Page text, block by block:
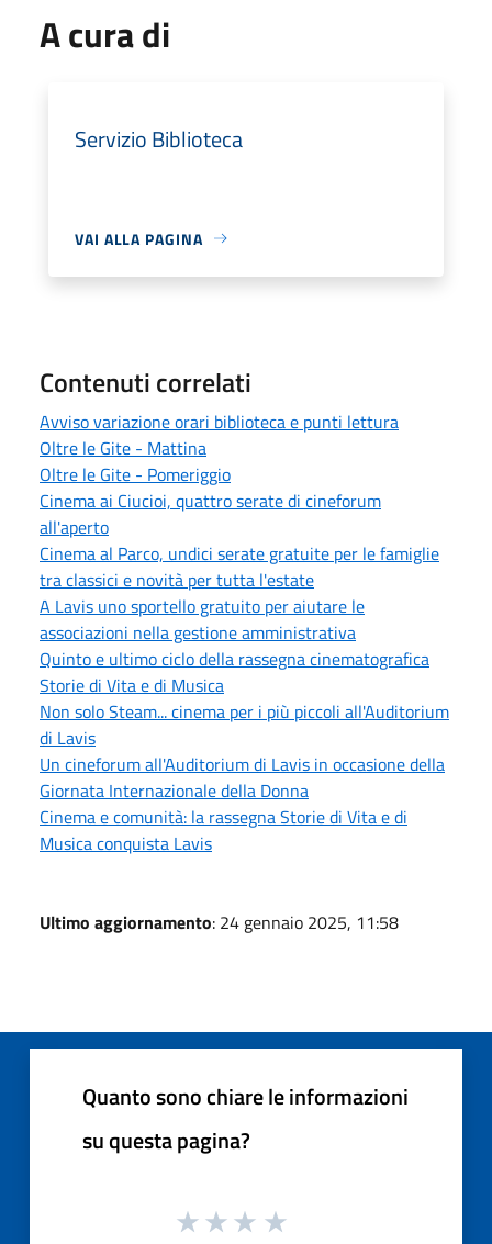
A cura di
Servizio Biblioteca
VAI ALLA PAGINA
Contenuti correlati
Avviso variazione orari biblioteca e punti lettura
Oltre le Gite - Mattina
Oltre le Gite - Pomeriggio
Cinema ai Ciucioi, quattro serate di cineforum
all'aperto
Cinema al Parco, undici serate gratuite per le famiglie
tra classici e novità per tutta l'estate
A Lavis uno sportello gratuito per aiutare le
associazioni nella gestione amministrativa
Quinto e ultimo ciclo della rassegna cinematografica
Storie di Vita e di Musica
Non solo Steam... cinema per i più piccoli all'Auditorium
di Lavis
Un cineforum all'Auditorium di Lavis in occasione della
Giornata Internazionale della Donna
Cinema e comunità: la rassegna Storie di Vita e di
Musica conquista Lavis
Ultimo aggiornamento: 24 gennaio 2025, 11:58
Quanto sono chiare le informazioni
su questa pagina?